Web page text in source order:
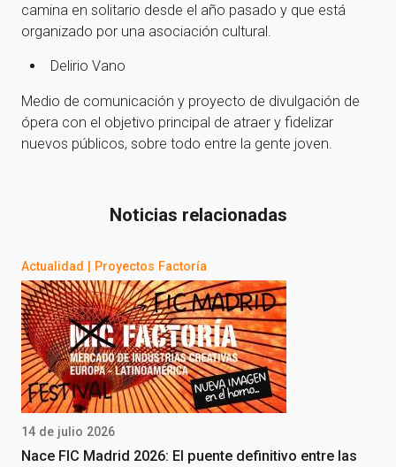
camina en solitario desde el año pasado y que está
organizado por una asociación cultural.
Delirio Vano
Medio de comunicación y proyecto de divulgación de
ópera con el objetivo principal de atraer y fidelizar
nuevos públicos, sobre todo entre la gente joven.
Noticias relacionadas
Actualidad Proyectos Factoría
14 de julio 2026
Nace FIC Madrid 2026: El puente definitivo entre las